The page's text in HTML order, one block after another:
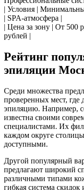
| Условия |
| SPA-атмосфера |
| Цена за зону | От 500
рублей |
Рейтинг
эпиляции
Среди множества
проверенных мест, где
эпиляцию. Например,
известна своими
специалистами. Их
каждом округе
доступными.
Другой популярный
предлагают широкий
различными типами
гибкая система